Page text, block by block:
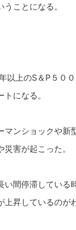
ことになる。
以上のS＆P５０
になる。
マンショックや新
害が起こった。
い間停滞している
昇しているのが